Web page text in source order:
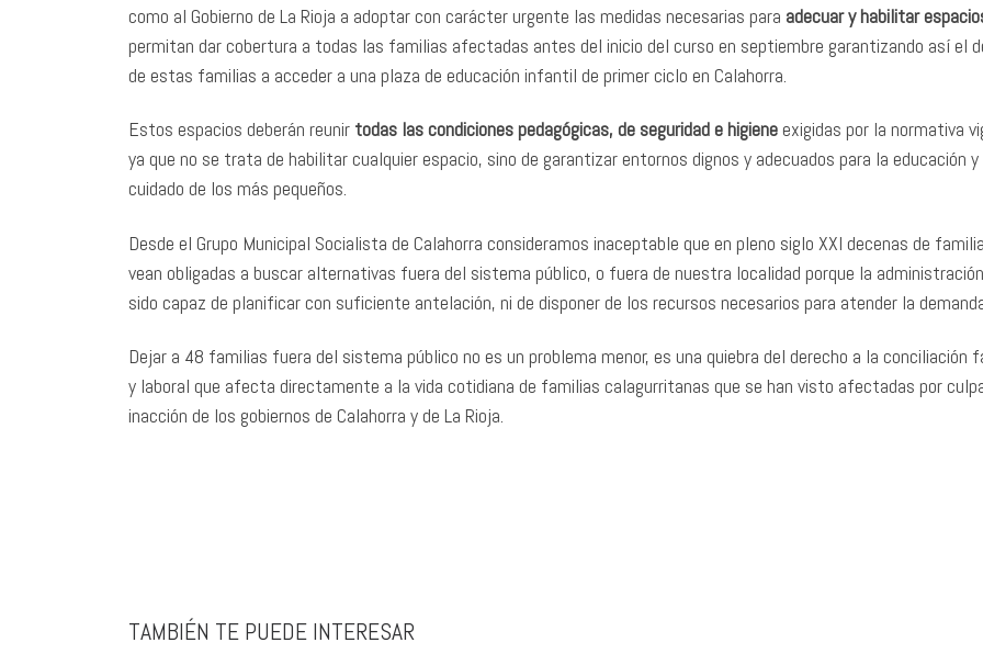
como al Gobierno de La Rioja a adoptar con carácter urgente las medidas necesarias para adecuar y habilitar
permitan dar cobertura a todas las familias afectadas antes del inicio del curso en septiembre garantizando así el
de estas familias a acceder a una plaza de educación infantil de primer ciclo en Calahorra.
Estos espacios deberán reunir todas las condiciones pedagógicas, de seguridad e higieneexigidas por la normativa
ya que no se trata de habilitar cualquier espacio, sino de garantizar entornos dignos y adecuados para la educación y
cuidado de los más pequeños.
Desde el Grupo Municipal Socialista de Calahorra consideramos inaceptable que en pleno siglo XXI decenas de
vean obligadas a buscar alternativas fuera del sistema público, o fuera de nuestra localidad porque la
sido capaz de planificar con suficiente antelación, ni de disponer de los recursos necesarios para atender la
Dejar a 48 familias fuera del sistema público no es un problema menor, es una quiebra del derecho a la conciliación
y laboral que afecta directamente a la vida cotidiana de familias calagurritanas que se han visto afectadas por
inacción de los gobiernos de Calahorra y de La Rioja.
TAMBIÉN TE PUEDE INTERESAR